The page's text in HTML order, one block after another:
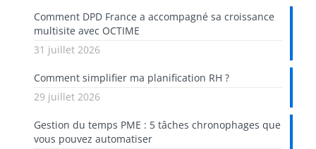
Comment DPD France a accompagné sa croissance
multisite avec OCTIME
31 juillet 2026
Comment simplifier ma planification RH ?
29 juillet 2026
Gestion du temps PME : 5 tâches chronophages que
vous pouvez automatiser